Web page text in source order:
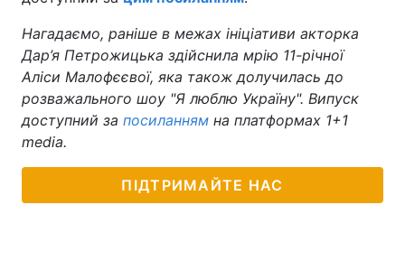
Нагадаємо, раніше в межах ініціативи акторка
Дар’я Петрожицька здійснила мрію 11-річної
Аліси Малофєєвої, яка також долучилась до
розважального шоу "Я люблю Україну". Випуск
доступний за посиланням на платформах 1+1
media.
ПІДТРИМАЙТЕ НАС